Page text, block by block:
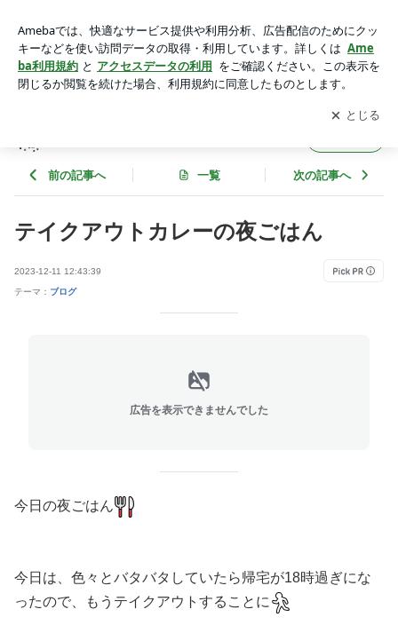
ery Dayアプリをダウンロードして ブログの更新通知
を受け取りまし
ょう。
開く
前の記事へ 一覧 次の記事へ
テイクアウトカレーの夜ごはん
2023-12-11 12:43:39
テーマ： ブログ
広告を表示できませんでした
今日の夜ごはん
今日は、色々とバタバタしていたら帰宅が18時過ぎにな
ったので、もうテイクアウトすることに